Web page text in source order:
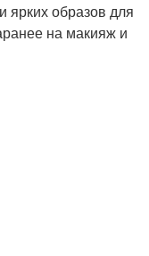
образов для
на макияж и